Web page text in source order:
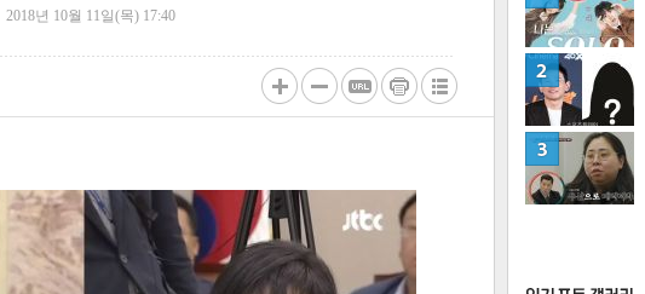
2018년 10월 11일(목) 17:40